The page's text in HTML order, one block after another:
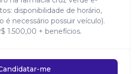
disponibilidade de horário,
é necessário possuir veículo).
1.500,00 + benefícios.
me